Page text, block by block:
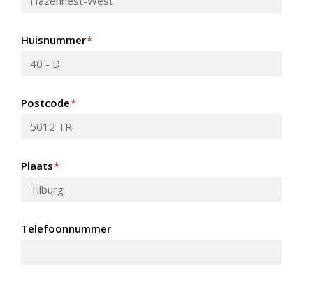
Huisnummer*
Postcode*
Plaats*
Telefoonnummer